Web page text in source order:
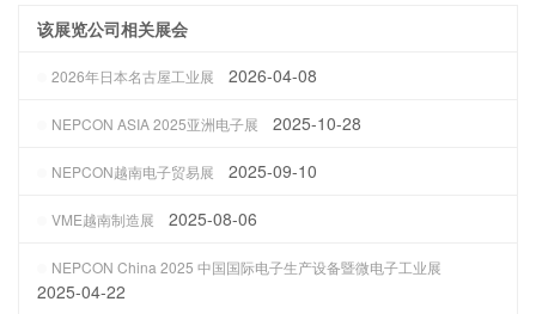
该展览公司相关展会
2026年日本名古屋工业展 2026-04-08
NEPCON ASIA 2025亚洲电子展 2025-10-28
NEPCON越南电子贸易展 2025-09-10
VME越南制造展 2025-08-06
NEPCON China 2025 中国国际电子生产设备暨微电子工业展
2025-04-22